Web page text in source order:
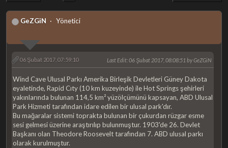
GeZGiN Yönetici
06 Şubat 2017, 07:59:10 Last Edit: 06 Şubat 2017, 08:08:51 by GeZGiN
Wind Cave Ulusal Parkı Amerika Birleşik Devletleri Güney Dakota
eyaletinde, Rapid Cıty (10 km kuzeyinde) ile Hot Springs şehirleri
yakınlarında bulunan 114,5 km² yüzölçümünü kapsayan, ABD Ulusal
Park Hizmeti tarafından idare edilen bir ulusal park'dır.
Bu mağaralar sistemi toprakta bulunan bir çukurdan rüzgar esme
sesi gelmesi üzerine araştırılıp bulunmuştur. 1903'de 26. Devlet
Başkanı olan Theodore Roosevelt tarafından 7. ABD ulusal parkı
olarak kurulmuştur.